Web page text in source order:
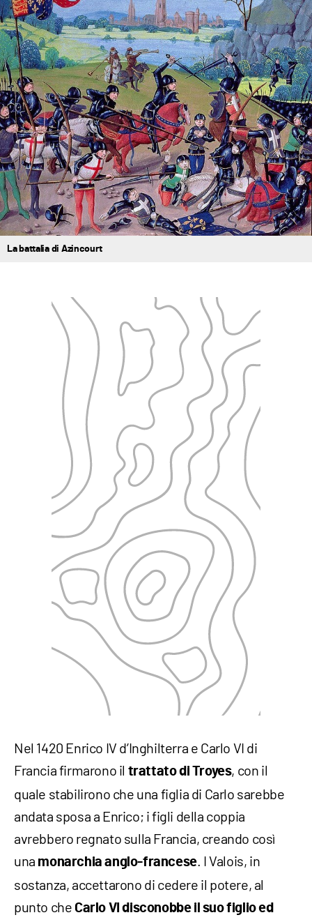
La battalia di Azincourt
Nel 1420 Enrico IV d’Inghilterra e Carlo VI di
Francia firmarono il trattato di Troyes, con il
quale stabilirono che una figlia di Carlo sarebbe
andata sposa a Enrico; i figli della coppia
avrebbero regnato sulla Francia, creando così
una monarchia anglo-francese. I Valois, in
sostanza, accettarono di cedere il potere, al
punto che Carlo VI disconobbe il suo figlio ed